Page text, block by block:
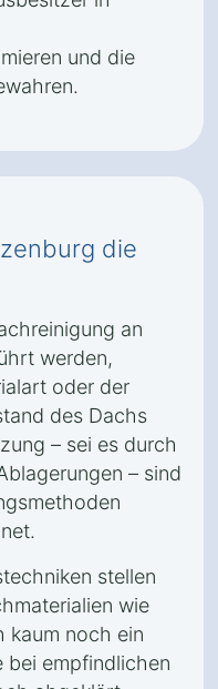
und die
die
an
werden,
oder der
des Dachs
– sei es durch
– sind
stellen
wie
kaum noch ein
bei empfindlichen